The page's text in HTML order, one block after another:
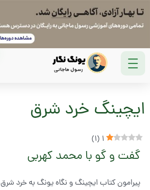
ایچینگ خرد شرق
1
(
1
)
گفت و گو با محمد کهربی
پیرامون کتاب ایچینگ و نگاه یونگ به خرد شرق